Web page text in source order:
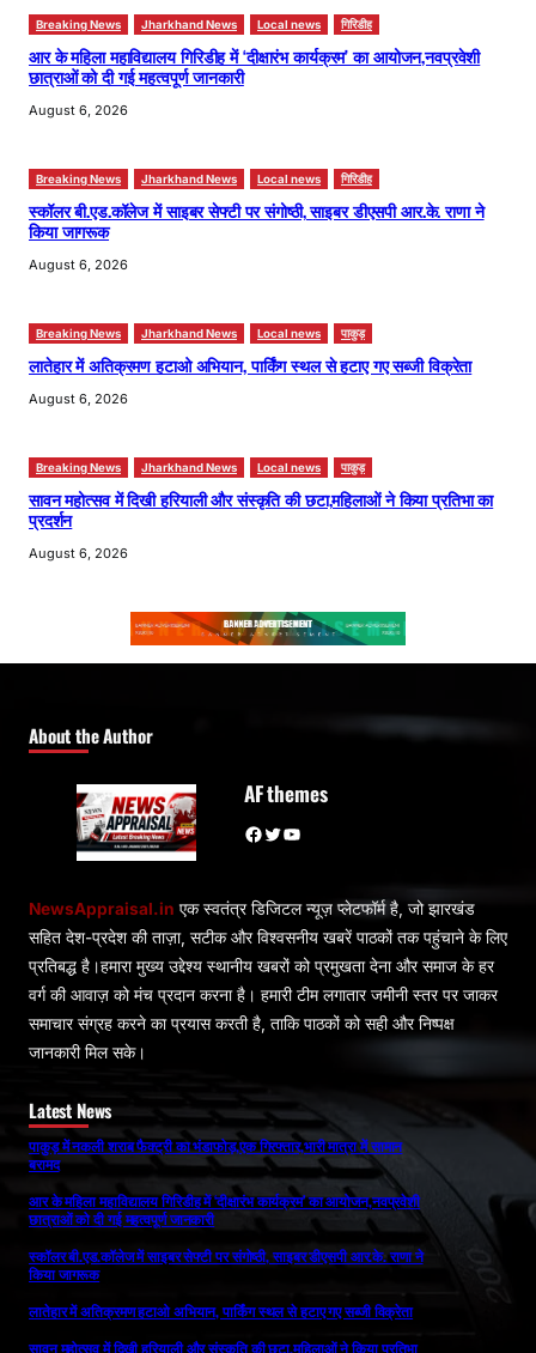
Breaking News Jharkhand News Local news गिरिडीह
आर के महिला महाविद्यालय गिरिडीह में ‘दीक्षारंभ कार्यक्रम’ का आयोजन,नवप्रवेशी
छात्राओं को दी गई महत्वपूर्ण जानकारी
August 6, 2026
Breaking News Jharkhand News Local news गिरिडीह
स्कॉलर बी.एड.कॉलेज में साइबर सेफ्टी पर संगोष्ठी, साइबर डीएसपी आर.के. राणा ने
किया जागरूक
August 6, 2026
Breaking News Jharkhand News Local news पाकुड़
लातेहार में अतिक्रमण हटाओ अभियान, पार्किंग स्थल से हटाए गए सब्जी विक्रेता
August 6, 2026
Breaking News Jharkhand News Local news पाकुड़
सावन महोत्सव में दिखी हरियाली और संस्कृति की छटा,महिलाओं ने किया प्रतिभा का
प्रदर्शन
August 6, 2026
About the Author
AF themes
Facebook Twitter YouTube
NewsAppraisal.in एक स्वतंत्र डिजिटल न्यूज़ प्लेटफॉर्म है, जो झारखंड
सहित देश-प्रदेश की ताज़ा, सटीक और विश्वसनीय खबरें पाठकों तक पहुंचाने के लिए
प्रतिबद्ध है।हमारा मुख्य उद्देश्य स्थानीय खबरों को प्रमुखता देना और समाज के हर
वर्ग की आवाज़ को मंच प्रदान करना है। हमारी टीम लगातार जमीनी स्तर पर जाकर
समाचार संग्रह करने का प्रयास करती है, ताकि पाठकों को सही और निष्पक्ष
जानकारी मिल सके।
Latest News
पाकुड़ में नकली शराब फैक्ट्री का भंडाफोड़,एक गिरफ्तार,भारी मात्रा में सामान
बरामद
आर के महिला महाविद्यालय गिरिडीह में ‘दीक्षारंभ कार्यक्रम’ का आयोजन,नवप्रवेशी
छात्राओं को दी गई महत्वपूर्ण जानकारी
स्कॉलर बी.एड.कॉलेज में साइबर सेफ्टी पर संगोष्ठी, साइबर डीएसपी आर.के. राणा ने
किया जागरूक
लातेहार में अतिक्रमण हटाओ अभियान, पार्किंग स्थल से हटाए गए सब्जी विक्रेता
सावन महोत्सव में दिखी हरियाली और संस्कृति की छटा,महिलाओं ने किया प्रतिभा